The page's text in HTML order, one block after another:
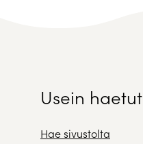
Usein haetut
Hae sivustolta